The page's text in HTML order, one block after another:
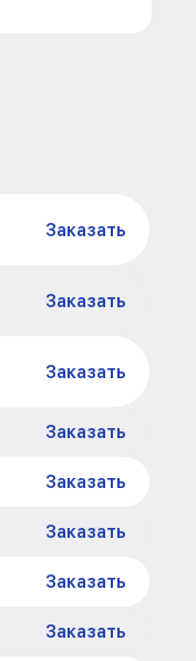
Заказать
Заказать
Заказать
Заказать
Заказать
Заказать
Заказать
Заказать